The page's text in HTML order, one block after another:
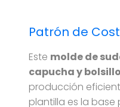
Patrón de
Este molde de
capucha y
producción
plantilla es la